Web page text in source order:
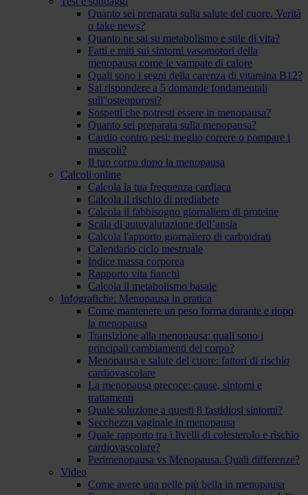
Quanto sei preparata sulla salute del cuore. Verità
o fake news?
Quanto ne sai su metabolismo e stile di vita?
Fatti e miti sui sintomi vasomotori della
menopausa come le vampate di calore
Quali sono i segni della carenza di vitamina B12?
Sai rispondere a 5 domande fondamentali
sull''osteoporosi?
Sospetti che potresti essere in menopausa?
Quanto sei preparata sulla menopausa?
Cardio contro pesi: meglio correre o pompare i
muscoli?
Il tuo corpo dopo la menopausa
Calcoli online
Calcola la tua frequenza cardiaca
Calcola il rischio di prediabete
Calcola il fabbisogno giornaliero di proteine
Scala di autovalutazione dell’ansia
Calcola l'apporto giornaliero di carboidrati
Calendario ciclo mestruale
Indice massa corporea
Rapporto vita fianchi
Calcola il metabolismo basale
Infografiche: Menopausa in pratica
Come mantenere un peso forma durante e dopo
la menopausa
Transizione alla menopausa: quali sono i
principali cambiamenti del corpo?
Menopausa e salute del cuore: fattori di rischio
cardiovascolare
La menopausa precoce: cause, sintomi e
trattamenti
Quale soluzione a questi 8 fastidiosi sintomi?
Secchezza vaginale in menopausa
Quale rapporto tra i livelli di colesterolo e rischio
cardiovascolare?
Perimenopausa vs Menopausa. Quali differenze?
Video
Come avere una pelle più bella in menopausa